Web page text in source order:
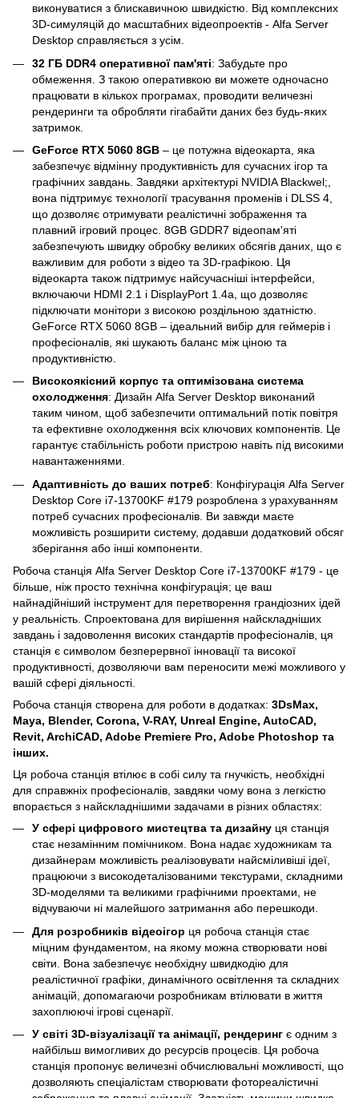
виконуватися з блискавичною швидкістю. Від комплексних
3D-симуляцій до масштабних відеопроектів - Alfa Server
Desktop справляється з усім.
32 ГБ DDR4 оперативної пам'яті: Забудьте про
обмеження. З такою оперативкою ви можете одночасно
працювати в кількох програмах, проводити величезні
рендеринги та обробляти гігабайти даних без будь-яких
затримок.
GeForce RTX 5060 8GB – це потужна відеокарта, яка
забезпечує відмінну продуктивність для сучасних ігор та
графічних завдань. Завдяки архітектурі NVIDIA Blackwel;,
вона підтримує технології трасування променів і DLSS 4,
що дозволяє отримувати реалістичні зображення та
плавний ігровий процес. 8GB GDDR7 відеопам'яті
забезпечують швидку обробку великих обсягів даних, що є
важливим для роботи з відео та 3D-графікою. Ця
відеокарта також підтримує найсучасніші інтерфейси,
включаючи HDMI 2.1 і DisplayPort 1.4a, що дозволяє
підключати монітори з високою роздільною здатністю.
GeForce RTX 5060 8GB – ідеальний вибір для геймерів і
професіоналів, які шукають баланс між ціною та
продуктивністю.
Високоякісний корпус та оптимізована система
охолодження: Дизайн Alfa Server Desktop виконаний
таким чином, щоб забезпечити оптимальний потік повітря
та ефективне охолодження всіх ключових компонентів. Це
гарантує стабільність роботи пристрою навіть під високими
навантаженнями.
Адаптивність до ваших потреб: Конфігурація Alfa Server
Desktop Core i7-13700KF #179 розроблена з урахуванням
потреб сучасних професіоналів. Ви завжди маєте
можливість розширити систему, додавши додатковий обсяг
зберігання або інші компоненти.
Робоча станція Alfa Server Desktop Core i7-13700KF #179 - це
більше, ніж просто технічна конфігурація; це ваш
найнадійніший інструмент для перетворення грандіозних ідей
у реальність. Спроектована для вирішення найскладніших
завдань і задоволення високих стандартів професіоналів, ця
станція є символом безперервної інновації та високої
продуктивності, дозволяючи вам переносити межі можливого у
вашій сфері діяльності.
Робоча станція створена для роботи в додатках: 3DsMax,
Maya, Blender, Corona, V-RAY, Unreal Engine, AutoCAD,
Revit, ArchiCAD, Adobe Premiere Pro, Adobe Photoshop та
інших.
Ця робоча станція втілює в собі силу та гнучкість, необхідні
для справжніх професіоналів, завдяки чому вона з легкістю
впорається з найскладнішими задачами в різних областях:
У сфері цифрового мистецтва та дизайну ця станція
стає незамінним помічником. Вона надає художникам та
дизайнерам можливість реалізовувати найсміливіші ідеї,
працюючи з високодеталізованими текстурами, складними
3D-моделями та великими графічними проектами, не
відчуваючи ні малейшого затримання або перешкоди.
Для розробників відеоігор ця робоча станція стає
міцним фундаментом, на якому можна створювати нові
світи. Вона забезпечує необхідну швидкодію для
реалістичної графіки, динамічного освітлення та складних
анімацій, допомагаючи розробникам втілювати в життя
захоплюючі ігрові сценарії.
У світі 3D-візуалізації та анімації, рендеринг є одним з
найбільш вимогливих до ресурсів процесів. Ця робоча
станція пропонує величезні обчислювальні можливості, що
дозволяють спеціалістам створювати фотореалістичні